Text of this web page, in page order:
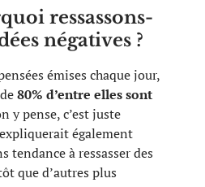
ressassons-
négatives ?
émises chaque jour,
80% d’entre elles sont
y pense, c’est juste
également
tendance à ressasser des
que d’autres plus